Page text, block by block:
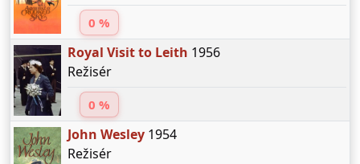
0 %
Royal Visit to Leith 1956
Režisér
0 %
John Wesley1954
Režisér